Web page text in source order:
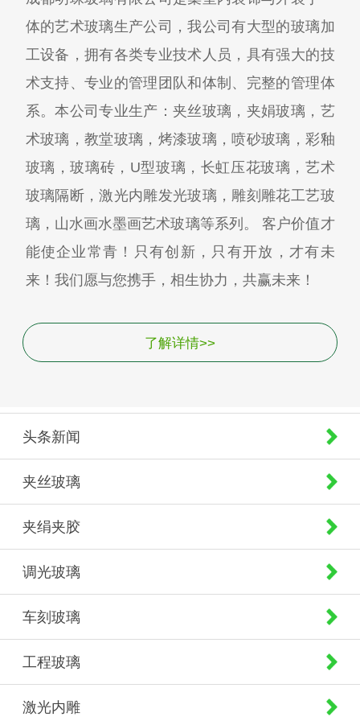
体的艺术玻璃生产公司，我公司有大型的玻璃加
工设备，拥有各类专业技术人员，具有强大的技
术支持、专业的管理团队和体制、完整的管理体
系。本公司专业生产：夹丝玻璃，夹娟玻璃，艺
术玻璃，教堂玻璃，烤漆玻璃，喷砂玻璃，彩釉
玻璃，玻璃砖，U型玻璃，长虹压花玻璃，艺术
玻璃隔断，激光内雕发光玻璃，雕刻雕花工艺玻
璃，山水画水墨画艺术玻璃等系列。 客户价值才
能使企业常青！只有创新，只有开放，才有未
来！我们愿与您携手，相生协力，共赢未来！
了解详情>>
头条新闻
夹丝玻璃
夹绢夹胶
调光玻璃
车刻玻璃
工程玻璃
激光内雕